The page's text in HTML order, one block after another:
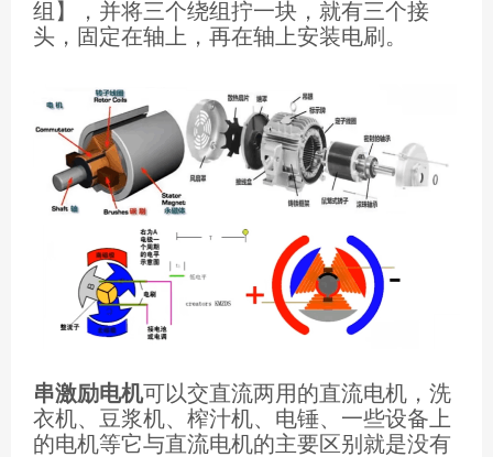
组】，并将三个绕组拧一块，就有三个接
头，固定在轴上，再在轴上安装电刷。
串激励电机可以交直流两用的直流电机，洗
衣机、豆浆机、榨汁机、电锤、一些设备上
的电机等它与直流电机的主要区别就是没有